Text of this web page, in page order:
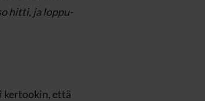
hitti, ja loppu-
kertookin, että